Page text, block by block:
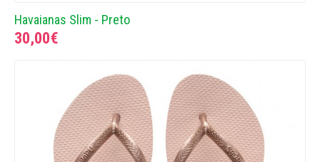
Havaianas Slim - Preto
30,00€